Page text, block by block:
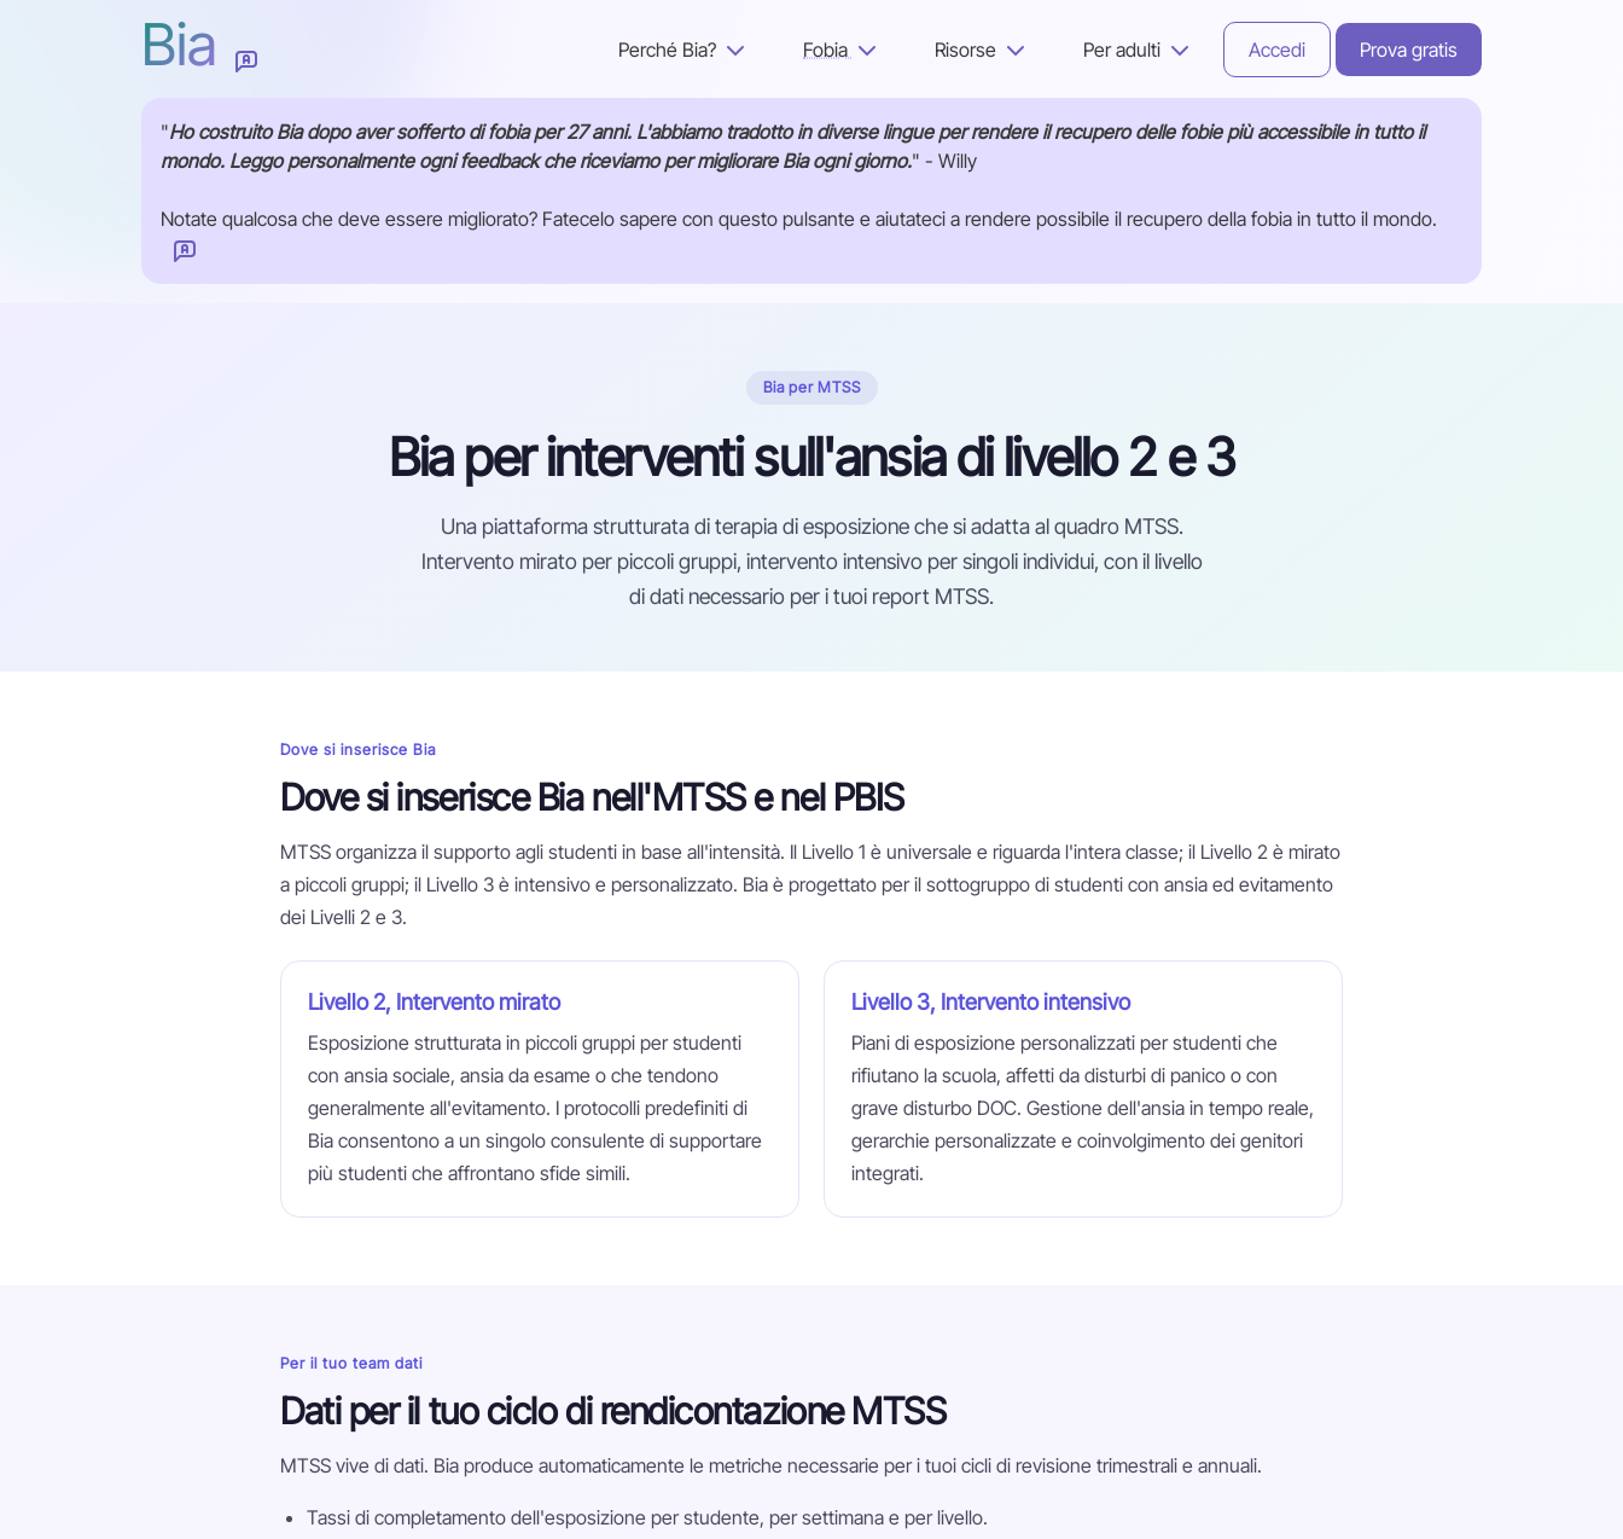
Bia Perché Bia? Fobia Risorse Per adulti Accedi Prova gratis
Perché Bia?
Accedi
Inizia
"Ho costruito Bia dopo aver sofferto di fobia per 27 anni. L'abbiamo tradotto in diverse lingue per rendere il recupero delle fobie più accessibile in tutto il
mondo. Leggo personalmente ogni feedback che riceviamo per migliorare Bia ogni giorno." - Willy
Notate qualcosa che deve essere migliorato? Fatecelo sapere con questo pulsante e aiutateci a rendere possibile il recupero della fobia in tutto il mondo.
Come possiamo migliorare questa pagina?
Bia per MTSS
Bia per interventi sull'ansia di livello 2 e 3
Una piattaforma strutturata di terapia di esposizione che si adatta al quadro MTSS.
Intervento mirato per piccoli gruppi, intervento intensivo per singoli individui, con il livello
di dati necessario per i tuoi report MTSS.
Dove si inserisce Bia
Dove si inserisce Bia nell'MTSS e nel PBIS
MTSS organizza il supporto agli studenti in base all'intensità. Il Livello 1 è universale e riguarda l'intera classe; il Livello 2 è mirato
a piccoli gruppi; il Livello 3 è intensivo e personalizzato. Bia è progettato per il sottogruppo di studenti con ansia ed evitamento
dei Livelli 2 e 3.
Livello 2, Intervento mirato
Esposizione strutturata in piccoli gruppi per studenti
con ansia sociale, ansia da esame o che tendono
generalmente all'evitamento. I protocolli predefiniti di
Bia consentono a un singolo consulente di supportare
più studenti che affrontano sfide simili.
Livello 3, Intervento intensivo
Piani di esposizione personalizzati per studenti che
rifiutano la scuola, affetti da disturbi di panico o con
grave disturbo DOC. Gestione dell'ansia in tempo reale,
gerarchie personalizzate e coinvolgimento dei genitori
integrati.
Per il tuo team dati
Dati per il tuo ciclo di rendicontazione MTSS
MTSS vive di dati. Bia produce automaticamente le metriche necessarie per i tuoi cicli di revisione trimestrali e annuali.
Tassi di completamento dell'esposizione per studente, per settimana e per livello.